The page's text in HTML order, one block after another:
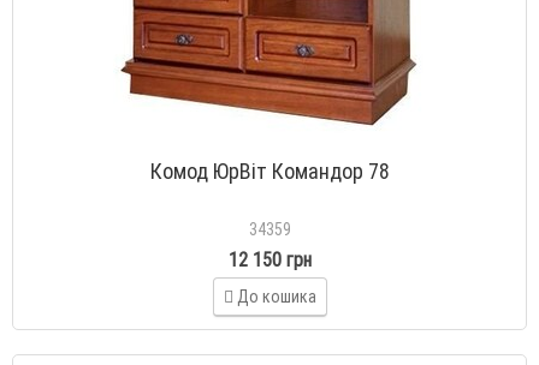
Комод ЮрВіт Командор 78
34359
12 150 грн
До кошика